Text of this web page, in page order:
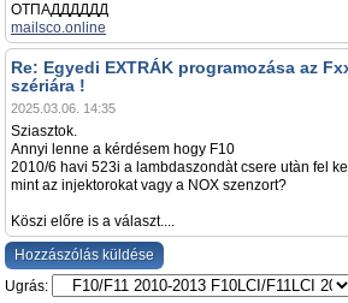
ОТПАДДДДДД
mailsco.online
Re: Egyedi EXTRÁK programozása az
szériára !
2025.03.06. 14:35
Sziasztok.
Annyi lenne a kérdésem hogy F10
2010/6 havi 523i a lambdaszondàt csere utàn fel
mint az injektorokat vagy a NOX szenzort?
Köszi előre is a választ....
Hozzászólás küldése
Ugrás: